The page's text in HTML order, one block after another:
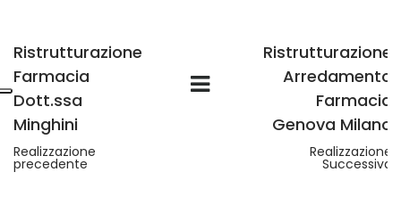
Ristrutturazione
Farmacia
Dott.ssa
Minghini
Realizzazione
precedente
Ristrutturazione
Arredamento
Farmacia
Genova Milano
Realizzazione
Successiva